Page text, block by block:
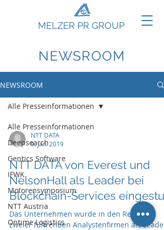
MELZER PR GROUP
NEWSROOM
NEWSROOM
Alle Presseinformationen
Deepsearch
Gentics Software
IFWK
Motorensymposium
NTT Austria
Ontime Logistics
Alle Presseinformationen
NTT DATA
9. Jan. 2019
NTT DATA von Everest und
NelsonHall als Leader bei
Blockchain-Services
Das Unternehmen wurde in den Reports
zweier führenden Analystenfirmen als Leader